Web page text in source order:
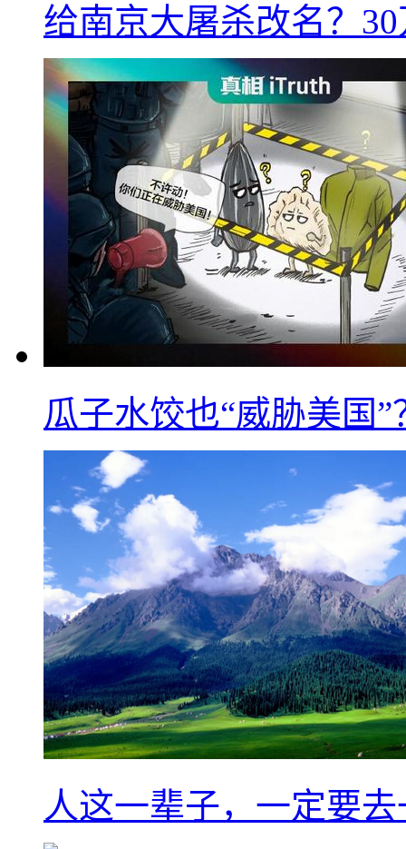
给南京大屠杀改名？
瓜子水饺也“威胁美国”
人这一辈子，一定要